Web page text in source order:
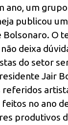
ano, um
publicou
O
deixa
do setor
Jair
referidos
no ano
produtivos